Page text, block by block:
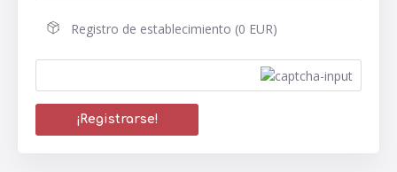
Registro de establecimiento (0 EUR)